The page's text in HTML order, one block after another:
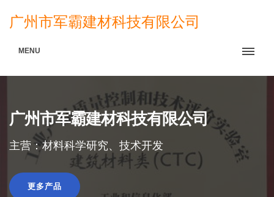
广州市军霸建材科技有限公司
MENU
广州市军霸建材科技有限公司
主营：材料科学研究、技术开发
更多产品